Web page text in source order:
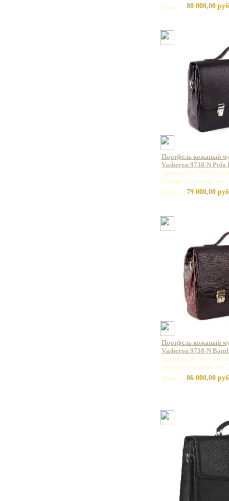
Цена:
80 000,00
Портфель кожаный
Vasheron 9738-N
Артикул: 9738 N Polo
Базовая единица: шт
Цена:
79 000,00
Портфель кожаный
Vasheron 9738-N
Артикул: 9738 N
Базовая единица: шт
Цена:
86 000,00